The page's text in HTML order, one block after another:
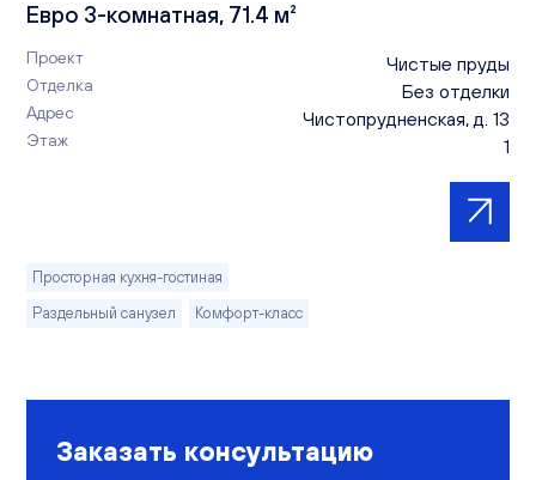
Евро 3-комнатная, 71.4 м²
Проект Чистые пруды
Отделка Без отделки
Адрес Чистопрудненская, д. 13
Этаж 1
Просторная кухня-гостиная
Раздельный санузел
Комфорт-класс
Заказать консультацию